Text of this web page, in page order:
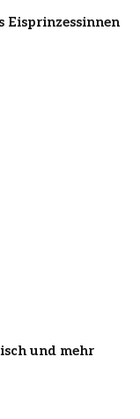
Eisprinzessinnen
und mehr